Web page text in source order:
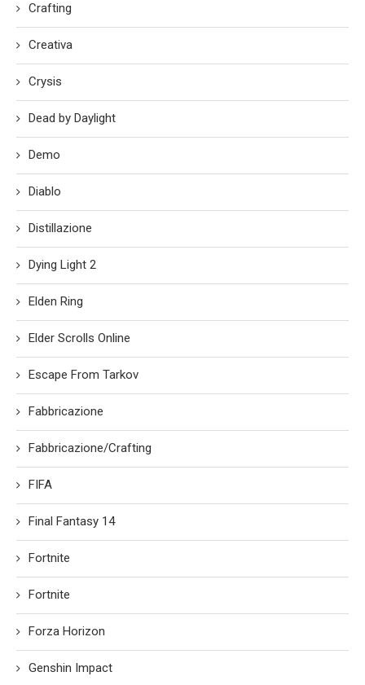
Crafting
Creativa
Crysis
Dead by Daylight
Demo
Diablo
Distillazione
Dying Light 2
Elden Ring
Elder Scrolls Online
Escape From Tarkov
Fabbricazione
Fabbricazione/Crafting
FIFA
Final Fantasy 14
Fortnite
Fortnite
Forza Horizon
Genshin Impact